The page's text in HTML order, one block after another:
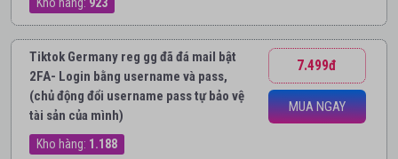
Tiktok Germany reg gg đã đá mail bật
2FA- Login bằng username và pass,
(chủ động đổi username pass tự bảo vệ
tài sản của mình)
Kho hàng: 1.188
7.499đ
MUA NGAY